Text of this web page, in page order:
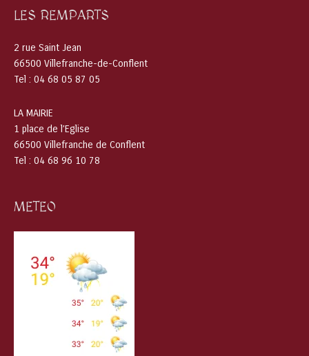
LES REMPARTS
2 rue Saint Jean
66500 Villefranche-de-Conflent
Tel : 04 68 05 87 05
LA MAIRIE
1 place de l’Eglise
66500 Villefranche de Conflent
Tel : 04 68 96 10 78
METEO